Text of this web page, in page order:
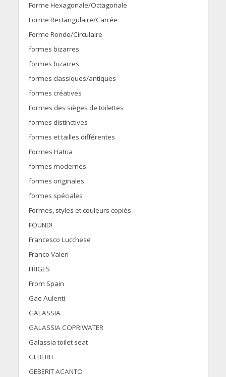
Forme Hexagonale/Octagonale
Forme Rectangulaire/Carrée
Forme Ronde/Circulaire
formes bizarres
formes bizarres
formes classiques/antiques
formes créatives
Formes des sièges de toilettes
formes distinctives
formes et tailles différentes
Formes Hatria
formes modernes
formes originales
formes spéciales
Formes, styles et couleurs copiés
FOUND!
Francesco Lucchese
Franco Valeri
FRIGES
From Spain
Gae Aulenti
GALASSIA
GALASSIA COPRIWATER
Galassia toilet seat
GEBERIT
GEBERIT ACANTO